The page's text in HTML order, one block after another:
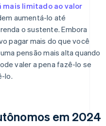
mais limitado ao valor
aumentá-lo até
o sustente. Embora
pagar mais do que você
pensão mais alta quando
valer a pena fazê-lo se
lo.
em 2024